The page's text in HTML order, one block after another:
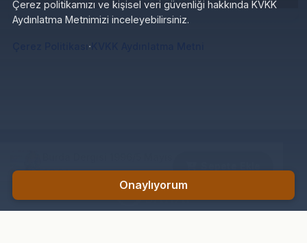
180₺
Çerez politikamızı ve kişisel veri güvenliği hakkında KVKK
Aydınlatma Metnimizi inceleyebilirsiniz.
·
Onaylıyorum